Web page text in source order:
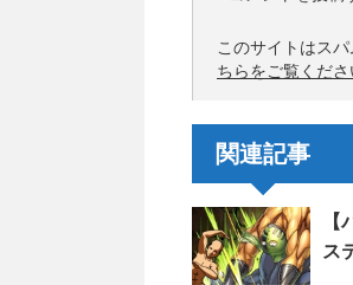
このサイトはス
ちらをご覧くださ
関連記事
ス